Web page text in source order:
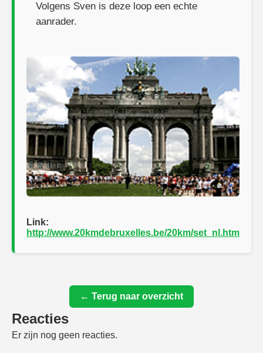
Volgens Sven is deze loop een echte
aanrader.
Link:
http://www.20kmdebruxelles.be/20km/set_nl.htm
← Terug naar overzicht
Reacties
Er zijn nog geen reacties.